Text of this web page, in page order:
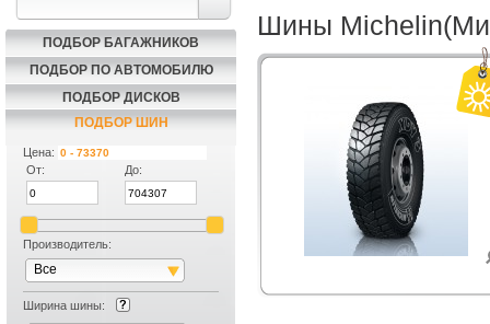
ПОДБОР БАГАЖНИКОВ
ПОДБОР ПО АВТОМОБИЛЮ
ПОДБОР ДИСКОВ
ПОДБОР ШИН
Цена:
От:
До:
Производитель:
Все
Ширина шины:
Шины